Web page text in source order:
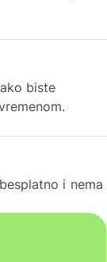
biste
i nema